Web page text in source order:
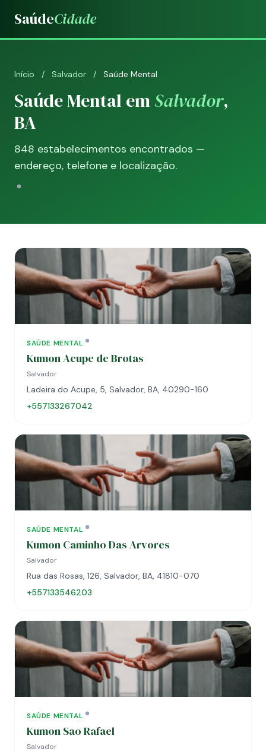
SaúdeCidade
Início / Salvador / Saúde Mental
Saúde Mental emSalvador,
BA
848 estabelecimentos encontrados —
endereço, telefone e localização.
SAÚDE MENTAL
Kumon Acupe de Brotas
Salvador
Ladeira do Acupe, 5, Salvador, BA, 40290-160
+557133267042
SAÚDE MENTAL
Kumon Caminho Das Arvores
Salvador
Rua das Rosas, 126, Salvador, BA, 41810-070
+557133546203
SAÚDE MENTAL
Kumon Sao Rafael
Salvador